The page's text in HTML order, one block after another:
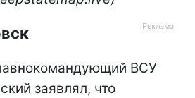
ВСУ
заявлял, что